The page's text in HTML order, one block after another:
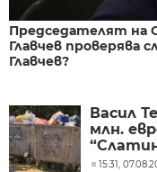
Председателят
Главчев проверява
Главчев?
Васил
млн.
15:31,